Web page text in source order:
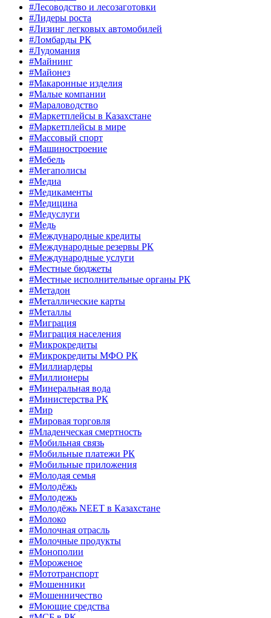
#Лесоводство и лесозаготовки
#Лидеры роста
#Лизинг легковых автомобилей
#Ломбарды РК
#Лудомания
#Майнинг
#Майонез
#Макаронные изделия
#Малые компании
#Мараловодство
#Маркетплейсы в Казахстане
#Маркетплейсы в мире
#Массовый спорт
#Машиностроение
#Мебель
#Мегаполисы
#Медиа
#Медикаменты
#Медицина
#Медуслуги
#Медь
#Международные кредиты
#Международные резервы РК
#Международные услуги
#Местные бюджеты
#Местные исполнительные органы РК
#Метадон
#Металлические карты
#Металлы
#Миграция
#Миграция населения
#Микрокредиты
#Микрокредиты МФО РК
#Миллиардеры
#Миллионеры
#Минеральная вода
#Министерства РК
#Мир
#Мировая торговля
#Младенческая смертность
#Мобильная связь
#Мобильные платежи РК
#Мобильные приложения
#Молодая семья
#Молодёжь
#Молодежь
#Молодёжь NEET в Казахстане
#Молоко
#Молочная отрасль
#Молочные продукты
#Монополии
#Мороженое
#Мототранспорт
#Мошенники
#Мошенничество
#Моющие средства